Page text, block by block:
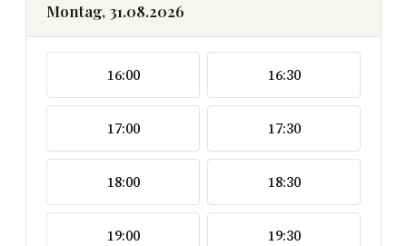
Montag, 31.08.2026
16:00 16:30
17:00 17:30
18:00 18:30
19:00 19:30